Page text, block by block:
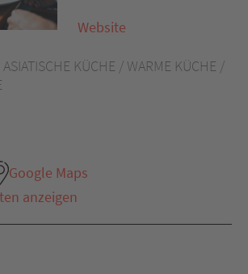
ASIATISCHE KÜCHE / WARME KÜCHE /
Google Maps
anzeigen
Website